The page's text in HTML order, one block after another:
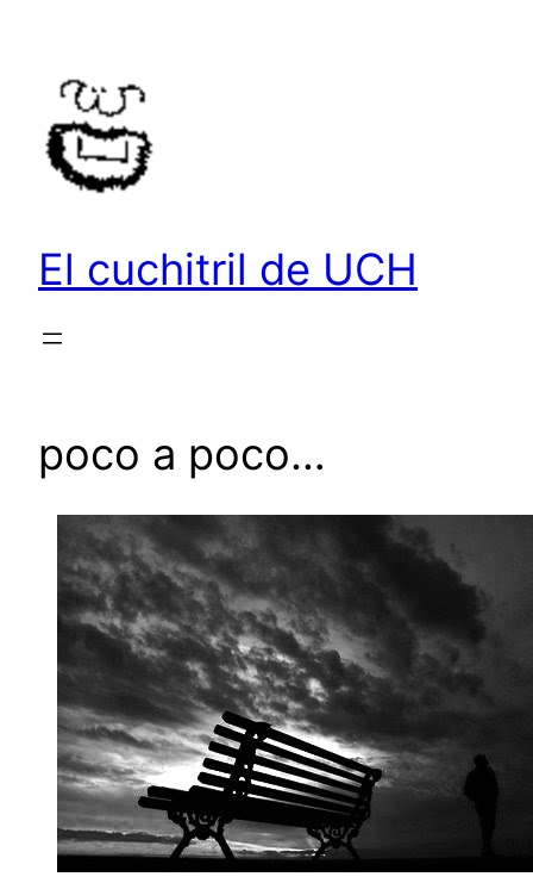
contenido
El cuchitril de UCH
poco a poco…